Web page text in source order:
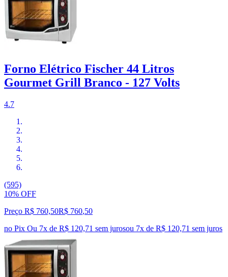
Forno Elétrico Fischer 44 Litros
Gourmet Grill Branco - 127 Volts
4.7
(595)
10% OFF
Preço R$ 760,50R$ 760,50
no Pix Ou 7x de R$ 120,71 sem jurosou 7x de R$ 120,71 sem juros